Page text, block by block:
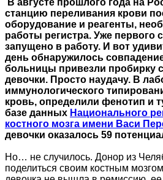
В августе прошлого года на
станцию переливания крови
оборудование и реагенты,
работы регистра. Уже первого
запущено в работу. И вот
день обнаружилось
больницы привезли пробирку
девочки. Просто наудачу. В
иммунологического
кровь, определили фенотип и
базе данных Национального
костного мозга имени Васи
девочки оказалось 59
Но… не случилось. Донор из
поделиться своим костным